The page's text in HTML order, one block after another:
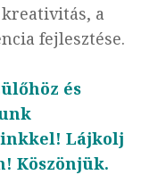
a
fejlesztése.
és
Lájkolj
Köszönjük.